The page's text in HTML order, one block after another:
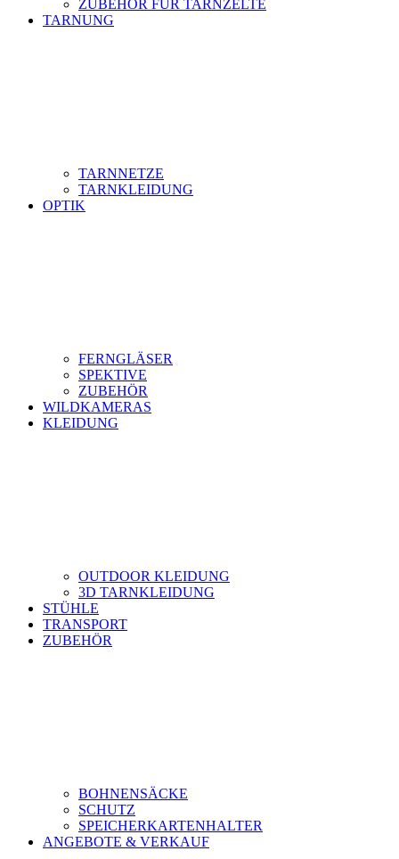
ZUBEHÖR FÜR TARNZELTE
TARNUNG
TARNNETZE
TARNKLEIDUNG
OPTIK
FERNGLÄSER
SPEKTIVE
ZUBEHÖR
WILDKAMERAS
KLEIDUNG
OUTDOOR KLEIDUNG
3D TARNKLEIDUNG
STÜHLE
TRANSPORT
ZUBEHÖR
BOHNENSÄCKE
SCHUTZ
SPEICHERKARTENHALTER
ANGEBOTE & VERKAUF